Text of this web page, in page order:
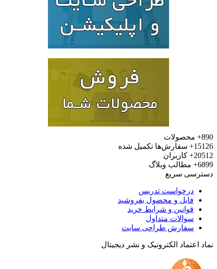
محصولات
سفارش‌ها تکمیل شده
کاربران
مطالب وبلاگ
سریع
درخواست تدریس
فایل و محصول بفروشید
قوانین و شرایط خرید
سوالات متداول
سفارش طراحی سایت
اعتماد الکترونیک و نشر دیجیتال